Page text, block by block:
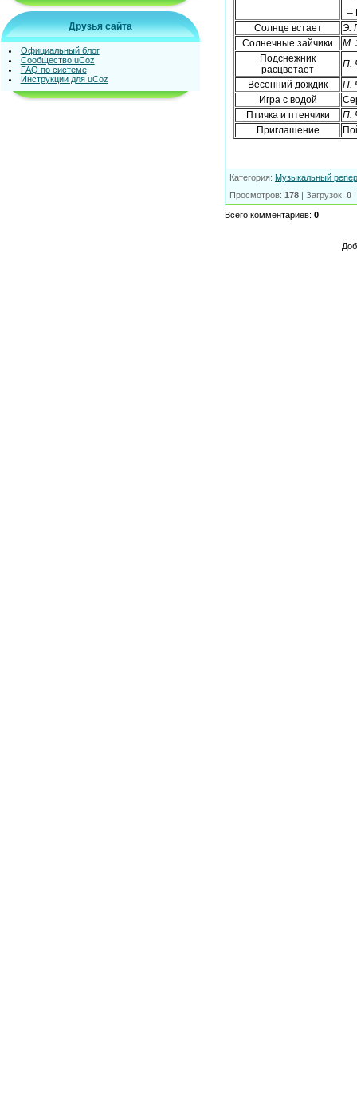
Друзья сайта
Официальный блог
Сообщество uCoz
FAQ по системе
Инструкции для uCoz
–
Солнце встает
Э.
Солнечные зайчики
М.
Подснежник
расцветает
П.
Весенний дождик
П.
Игра с водой
Птичка и птенчики
П.
Приглашение
Категория: Музыкальный
Просмотров: 178 Загрузок: 0
Всего комментариев: 0